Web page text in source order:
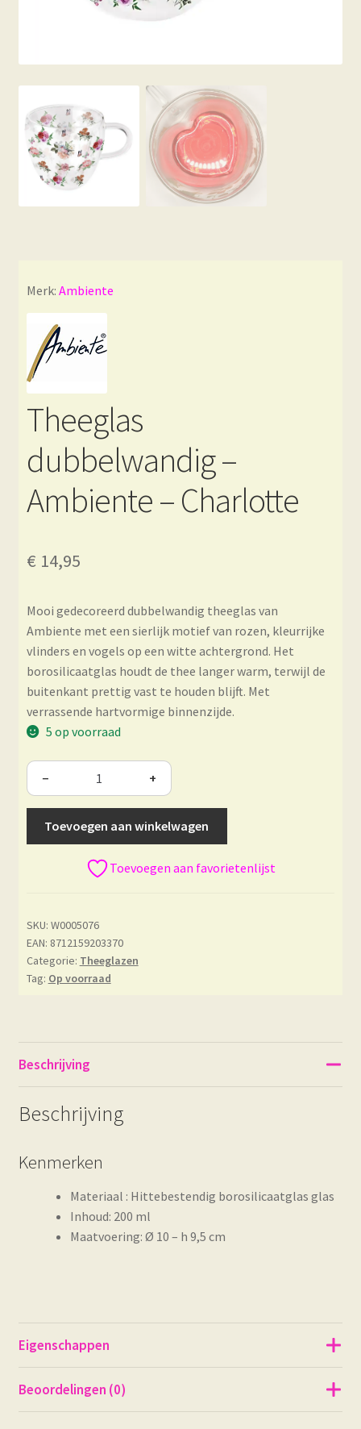
Merk: Ambiente
Theeglas
dubbelwandig –
Ambiente – Charlotte
€ 14,95
Mooi gedecoreerd dubbelwandig theeglas van
Ambiente met een sierlijk motief van rozen, kleurrijke
vlinders en vogels op een witte achtergrond. Het
borosilicaatglas houdt de thee langer warm, terwijl de
buitenkant prettig vast te houden blijft. Met
verrassende hartvormige binnenzijde.
5 op voorraad
− +
Toevoegen aan winkelwagen
Toevoegen aan favorietenlijst
SKU: W0005076
EAN: 8712159203370
Categorie: Theeglazen
Tag: Op voorraad
Beschrijving
Beschrijving
Kenmerken
Materiaal : Hittebestendig borosilicaatglas glas
Inhoud: 200 ml
Maatvoering: Ø 10 – h 9,5 cm
Eigenschappen
Beoordelingen (0)